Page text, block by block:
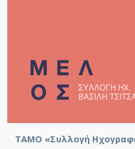
ΤΑΜΟ «Συλλογή